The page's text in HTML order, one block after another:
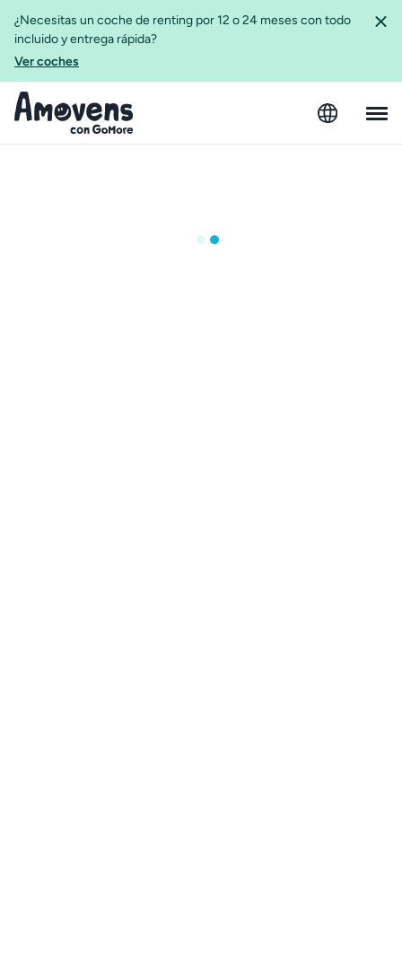
¿Necesitas un coche de renting por 12 o 24 meses con todo
incluido y entrega rápida?
Ver coches